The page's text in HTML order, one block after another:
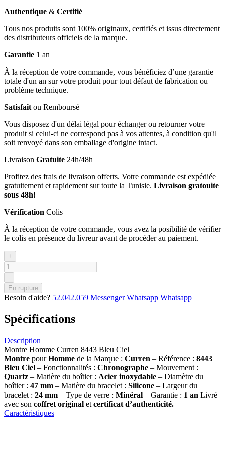
Authentique & Certifié
Tous nos produits sont 100% originaux, certifiés et issus directement
des distributeurs officiels de la marque.
Garantie 1 an
À la réception de votre commande, vous bénéficiez d’une garantie
totale d'un an sur votre produit pour tout défaut de fabrication ou
problème technique.
Satisfait ou Remboursé
Vous disposez d'un délai légal pour échanger ou retourner votre
produit si celui-ci ne correspond pas à vos attentes, à condition qu'il
soit renvoyé dans son emballage d'origine intact.
Livraison Gratuite 24h/48h
Profitez des frais de livraison offerts. Votre commande est expédiée
gratuitement et rapidement sur toute la Tunisie. Livraison gratouite
sous 48h!
Vérification Colis
À la réception de votre commande, vous avez la posibilité de vérifier
le colis en présence du livreur avant de procéder au paiement.
+
-
En rupture
Besoin d'aide? 52.042.059 Messenger Whatsapp Whatsapp
Spécifications
Description
Montre Homme Curren 8443 Bleu Ciel
Montre pourHomme de la Marque : Curren – Référence : 8443
Bleu Ciel – Fonctionnalités : Chronographe – Mouvement :
Quartz – Matière du boîtier : Acier inoxydable – Diamètre du
boîtier : 47 mm – Matière du bracelet : Silicone – Largeur du
bracelet : 24 mm – Type de verre : Minéral – Garantie : 1 an Livré
avec son coffret original et certificat d’authenticité.
Caractéristiques